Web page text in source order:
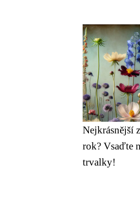
Nejkrásnější
rok? Vsaďte
trvalky!